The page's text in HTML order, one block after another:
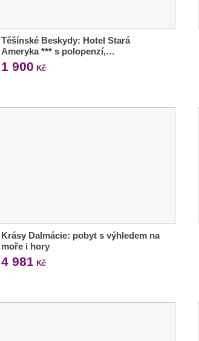
Těšínské Beskydy: Hotel Stará
Ameryka *** s polopenzí,…
1 900 Kč
Krásy Dalmácie: pobyt s výhledem na
moře i hory
4 981 Kč